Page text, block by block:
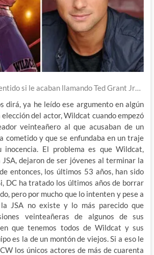
si le acaban llamando Ted Grant Jr…
dirá, ya he leído ese argumento en algún
del actor, Wildcat cuando empezó
veinteañero al que acusaban de un
cometido y que se enfundaba en un traje
inocencia. El problema es que Wildcat,
dejaron de ser jóvenes al terminar la
entonces, los últimos 53 años, han sido
DC ha tratado los últimos años de borrar
pero por mucho que lo intenten y pese a
JSA no existe y lo más parecido que
veinteañeras de algunos de sus
que tenemos todos de Wildcat y sus
es la de un montón de viejos. Si a eso le
los únicos actores de más de cuarenta